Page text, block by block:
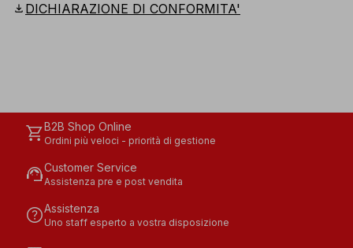
download DICHIARAZIONE DI CONFORMITA'
shopping_cartB2B Shop Online
Ordini più veloci - priorità di gestione
support_agentCustomer Service
Assistenza pre e post vendita
helpAssistenza
Uno staff esperto a vostra disposizione